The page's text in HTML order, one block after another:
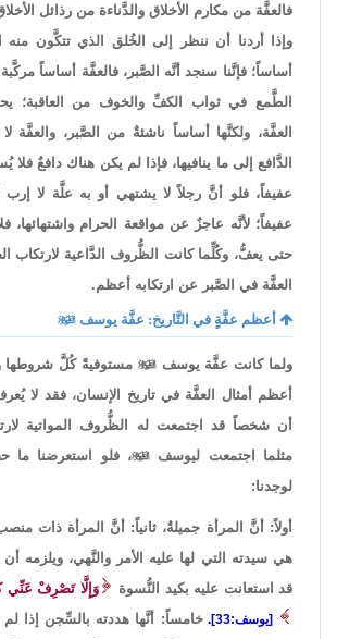
فالعفَّة من مكارم الأخلاق والدَّناءة من رذائل
وإذا أردنا أن ننظر إلى الخُلق الذي تتكَّون منه
أساساً؛ فإنَّنا سنجد أنَّه الصَّبر، فالعفَّة أساساً
الطَّمع في ثواب الكفِّ والخوف من العاقبة؛
العفَّة، ولكنَّها أساساً ناشئةٌ من الصَّبر، والعفَّة
الدَّافع إلى ما ينافيها، فإذا لم يكن هناك دافعٌ
عفيفاً، فلو أنَّ رجلاً لا يشتهي أو به علَّة لا إرب
عفيفاً؛ لأنَّه عاجزٌ عن مواقعة الحرام واشتهائها،
حتى يعفُّ، وكُلِّما كانت الظُّروف الدَّاعية لارتكاب
العفَّة في الصَّبر عن ارتكابه أعظم.
أعظم عفَّةٍ في التَّاريخ: عفَّة يوسف 
ولما كانت عفَّة يوسف مستوفيةً كُلَّ شروطها
أعظم أمثال العفَّة في تاريخ الإنسان، فقد لا
أن شخصاً قد اجتمعت له الظُّروف المواتية
مثلما اجتمعت ليوسف ، فلو استعرضنا
لوجدنا:
أولاً: أنَّ المرأة جميلةٌ، ثانياً: أنَّ المرأة ذات
هي سيدته التي لها عليه الأمر والنَّهي، ويلزمه أن
قد استعانت عليه بكيد النُّسوة
وَإِلَّا تَصْرِفْ عَنِّي
[يوسف:33].
خامساً: أنَّها هددته بالسِّجن إذا